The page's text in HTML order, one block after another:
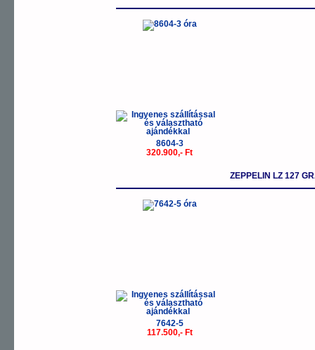
8604-3
320.900,- Ft
ZEPPELIN LZ 127
7642-5
117.500,- Ft